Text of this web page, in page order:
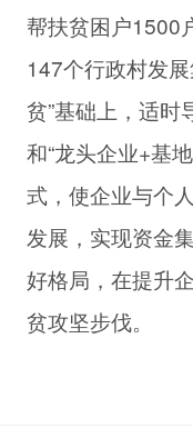
帮扶贫困户1500
147个行政村发
贫”基础上，适时
和“龙头企业+基
式，使企业与个
发展，实现资金
好格局，在提升
贫攻坚步伐。